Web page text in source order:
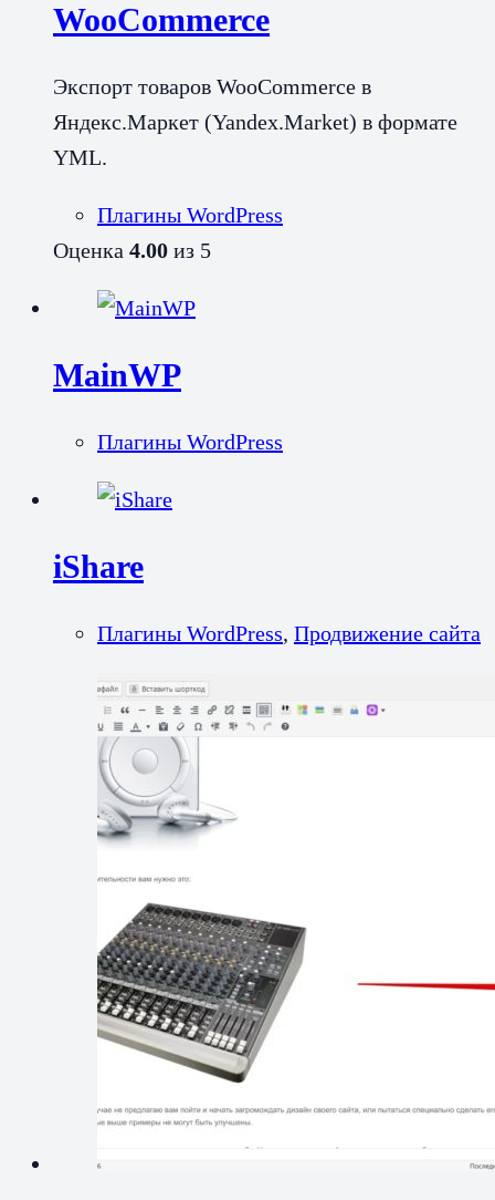
WooCommerce
Экспорт товаров WooCommerce в
Яндекс.Маркет (Yandex.Market) в формате
YML.
Плагины WordPress
Оценка 4.00 из 5
MainWP
Плагины WordPress
iShare
Плагины WordPress, Продвижение сайта